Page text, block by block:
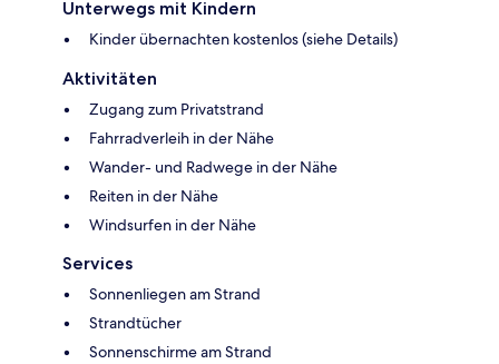
Unterwegs mit Kindern
Kinder übernachten kostenlos (siehe Details)
Aktivitäten
Zugang zum Privatstrand
Fahrradverleih in der Nähe
Wander- und Radwege in der Nähe
Reiten in der Nähe
Windsurfen in der Nähe
Services
Sonnenliegen am Strand
Strandtücher
Sonnenschirme am Strand